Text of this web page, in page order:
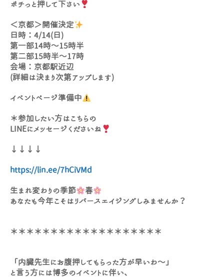
ポチっと押して下さい
＜京都＞開催決定
日時：4/14(日)
第一部14時～15時半
第二部15時半～17時
会場：京都駅近辺
(詳細は決まり次第アップします)
イベントページ準備中
＊参加したい方はこちらの
LINEにメッセージくださいね
↓↓↓↓
https://lin.ee/7hCiVMd
生まれ変わりの季節
春
あなたも今年こそはリバースエイジングしみませんか？
＊＊＊＊＊＊＊＊＊＊＊＊＊＊＊＊＊＊＊
「内臓先生にお腹押してもらった方が早いわ～」
と言う方には博多のイベントに伴い、